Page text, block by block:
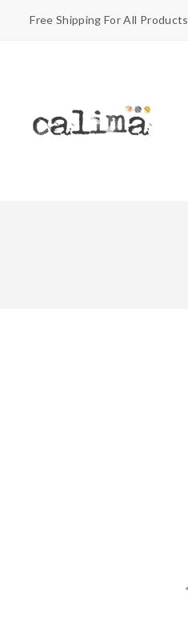
Free Shipping For All Products